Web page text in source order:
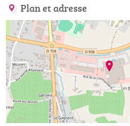
Plan et adresse